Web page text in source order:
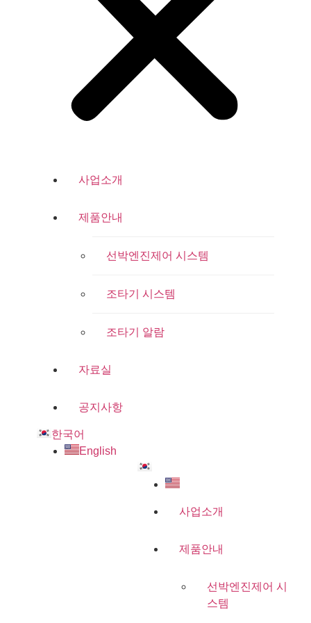
사업소개
제품안내
선박엔진제어 시스템
조타기 시스템
조타기 알람
자료실
공지사항
한국어
English
사업소개
제품안내
선박엔진제어 시
스템